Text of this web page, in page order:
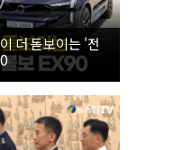
더 돋보이는 '전